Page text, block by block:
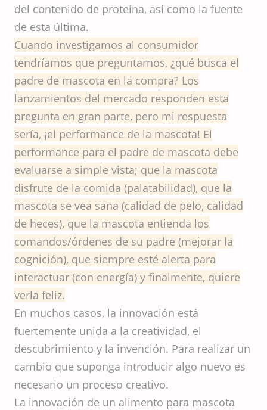
del contenido de proteína, así como la fuente
de esta última.
Cuando investigamos al consumidor
tendríamos que preguntarnos, ¿qué busca el
padre de mascota en la compra? Los
lanzamientos del mercado responden esta
pregunta en gran parte, pero mi respuesta
sería, ¡el performance de la mascota! El
performance para el padre de mascota debe
evaluarse a simple vista; que la mascota
disfrute de la comida (palatabilidad), que la
mascota se vea sana (calidad de pelo, calidad
de heces), que la mascota entienda los
comandos/órdenes de su padre (mejorar la
cognición), que siempre esté alerta para
interactuar (con energía) y finalmente, quiere
verla feliz.
En muchos casos, la innovación está
fuertemente unida a la creatividad, el
descubrimiento y la invención. Para realizar un
cambio que suponga introducir algo nuevo es
necesario un proceso creativo.
La innovación de un alimento para mascota